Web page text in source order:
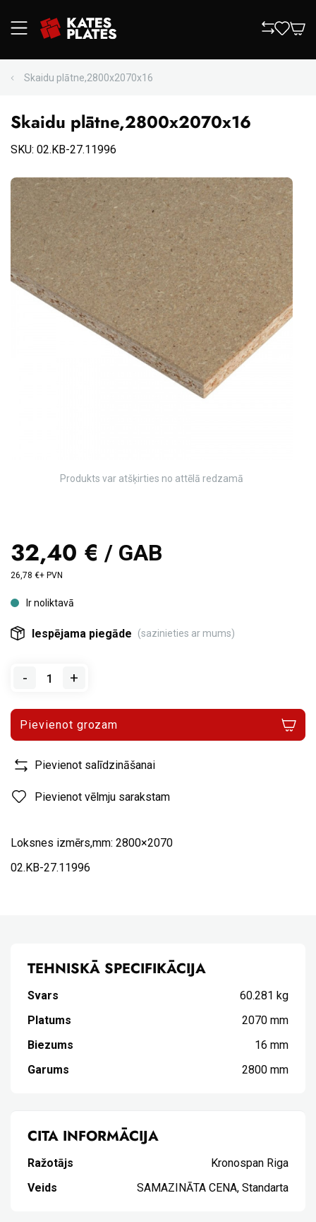
Skaidu plātne,2800x2070x16
Skaidu plātne,2800x2070x16
SKU: 02.KB-27.11996
32,40 € / GAB
26,78 €+ PVN
Ir noliktavā
Iespējama piegāde (sazinieties ar mums)
- +
Pievienot grozam
Pievienot salīdzināšanai
Pievienot vēlmju sarakstam
Produkts var atšķirties no attēlā redzamā
Loksnes izmērs,mm: 2800×2070
02.KB-27.11996
TEHNISKĀ SPECIFIKĀCIJA
Svars
60.281 kg
Platums
2070 mm
Biezums
16 mm
Garums
2800 mm
CITA INFORMĀCIJA
Ražotājs
Kronospan Riga
Veids
SAMAZINĀTA CENA, Standarta